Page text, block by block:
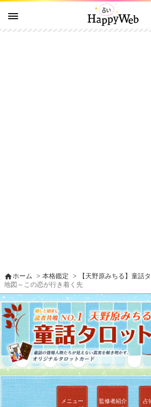
homeホーム >本格鑑定 > 【天野原みちる】童話
地図～この恋が行き着く先
メニュー 監修者紹介 占